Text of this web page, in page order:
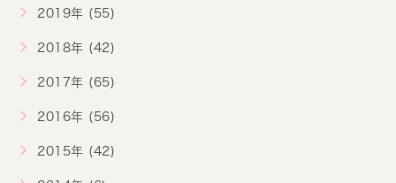
2019年 (55)
2018年 (42)
2017年 (65)
2016年 (56)
2015年 (42)